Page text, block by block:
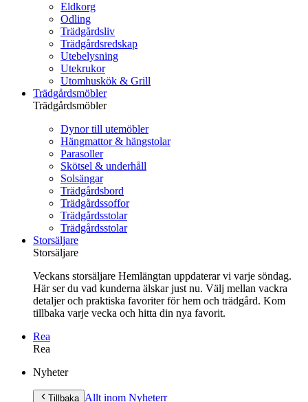
Eldkorg
Odling
Trädgårdsliv
Trädgårdsredskap
Utebelysning
Utekrukor
Utomhuskök & Grill
Trädgårdsmöbler
Trädgårdsmöbler
Dynor till utemöbler
Hängmattor & hängstolar
Parasoller
Skötsel & underhåll
Solsängar
Trädgårdsbord
Trädgårdssoffor
Trädgårdsstolar
Trädgårdsstolar
Storsäljare
Storsäljare
Veckans storsäljare Hemlängtan uppdaterar vi varje söndag.
Här ser du vad kunderna älskar just nu. Välj mellan vackra
detaljer och praktiska favoriter för hem och trädgård. Kom
tillbaka varje vecka och hitta din nya favorit.
Rea
Rea
Nyheter
Tillbaka Allt inom Nyheterr